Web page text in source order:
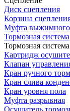
Диск сцепления
Корзина
Муфта
Тормозная система
Тормозная система
Картридж
Клапан
Кран ручного
Кран слива
Кран уровня пола
Муфта разрывная